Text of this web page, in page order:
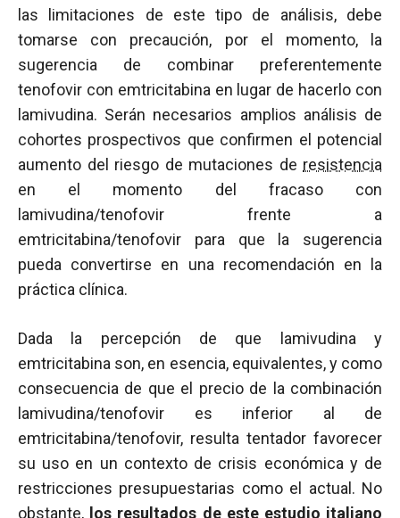
las limitaciones de este tipo de análisis, debe
tomarse con precaución, por el momento, la
sugerencia de combinar preferentemente
tenofovir con emtricitabina en lugar de hacerlo con
lamivudina. Serán necesarios amplios análisis de
cohortes prospectivos que confirmen el potencial
aumento del riesgo de mutaciones de resistencia
en el momento del fracaso con
lamivudina/tenofovir frente a
emtricitabina/tenofovir para que la sugerencia
pueda convertirse en una recomendación en la
práctica clínica.
Dada la percepción de que lamivudina y
emtricitabina son, en esencia, equivalentes, y como
consecuencia de que el precio de la combinación
lamivudina/tenofovir es inferior al de
emtricitabina/tenofovir, resulta tentador favorecer
su uso en un contexto de crisis económica y de
restricciones presupuestarias como el actual. No
obstante, los resultados de este estudio italiano